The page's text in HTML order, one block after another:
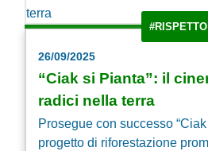
26/09/2025
“Ciak si Pianta”: il
radici nella terra
Prosegue con successo “Ciak
progetto di riforestazione